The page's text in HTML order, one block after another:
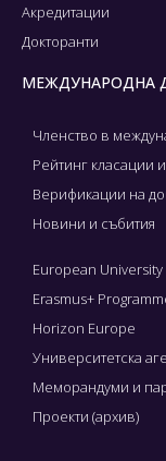
Акредитации
Докторанти
МЕЖДУНАРОДНА
Членство в
Рейтинг класации
Верификации на
Новини и събития
European University
Erasmus+
Horizon Europe
Университетска
Меморандуми и
Проекти (архив)